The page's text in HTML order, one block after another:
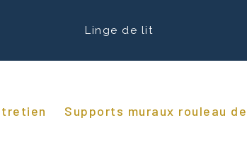
Linge de lit
Supports muraux rouleau